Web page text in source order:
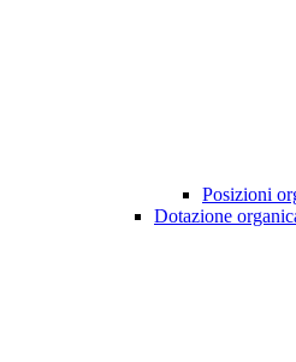
Posizioni
Dotazione